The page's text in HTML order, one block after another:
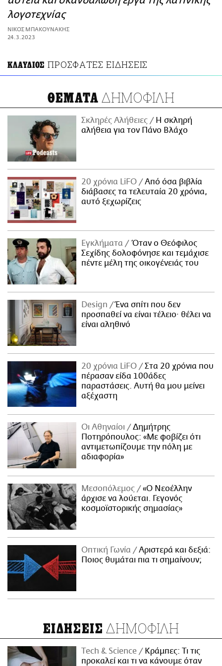
ΑΜΠΑ
PRINT
λογοτεχνίας
ΝΙΚΟΣ ΜΠΑΚΟΥΝΑΚΗΣ
24.3.2023
ΚΛΑΥΔΙΟΣ ΠΡΟΣΦΑΤΕΣ ΕΙΔΗΣΕΙΣ
ΘΕΜΑΤΑ ΔΗΜΟΦΙΛΗ
Σκληρές Αλήθειες
H σκληρή
αλήθεια για τον Πάνο Βλάχο
20 χρόνια LiFO
Από όσα βιβλία
διάβασες τα τελευταία 20 χρόνια,
αυτό ξεχωρίζεις
Εγκλήματα
Όταν ο Θεόφιλος
Σεχίδης δολοφόνησε και τεμάχισε
πέντε μέλη της οικογένειάς του
Design
Ένα σπίτι που δεν
προσπαθεί να είναι τέλειο· θέλει να
είναι αληθινό
20 χρόνια LiFO
Στα 20 χρόνια που
πέρασαν είδα 100άδες
παραστάσεις. Αυτή θα μου μείνει
αξέχαστη
Οι Αθηναίοι
Δημήτρης
Ποτηρόπουλος: «Με φοβίζει ότι
αντιμετωπίζουμε την πόλη με
αδιαφορία»
Μεσοπόλεμος
«Ο Νεοέλλην
άρχισε να λούεται. Γεγονός
κοσμοϊστορικής σημασίας»
Οπτική Γωνία
Αριστερά και δεξιά:
Ποιος θυμάται πια τι σημαίνουν;
ΕΙΔΗΣΕΙΣ ΔΗΜΟΦΙΛΗ
Τech & Science
Κράμπες: Τι τις
προκαλεί και τι να κάνουμε όταν